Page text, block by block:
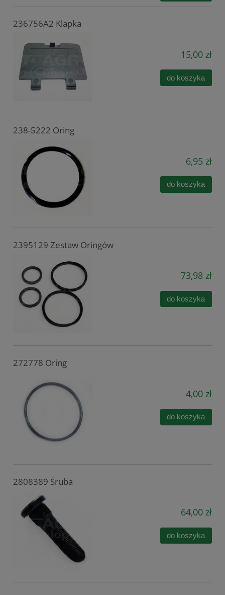
236756A2 Klapka
15,00 zł
do koszyka
238-5222 Oring
6,95 zł
do koszyka
2395129 Zestaw Oringów
73,98 zł
do koszyka
272778 Oring
4,00 zł
do koszyka
2808389 Śruba
64,00 zł
do koszyka